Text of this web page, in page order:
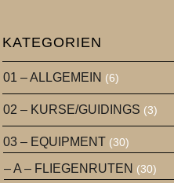
KATEGORIEN
01 – ALLGEMEIN (6)
02 – KURSE/GUIDINGS (3)
03 – EQUIPMENT (30)
– A – FLIEGENRUTEN (30)